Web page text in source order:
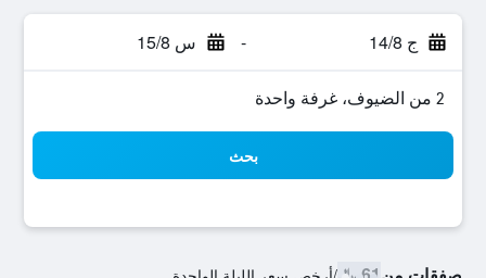
ج 14/8 - س 15/8
2 من الضيوف، غرفة واحدة
بحث